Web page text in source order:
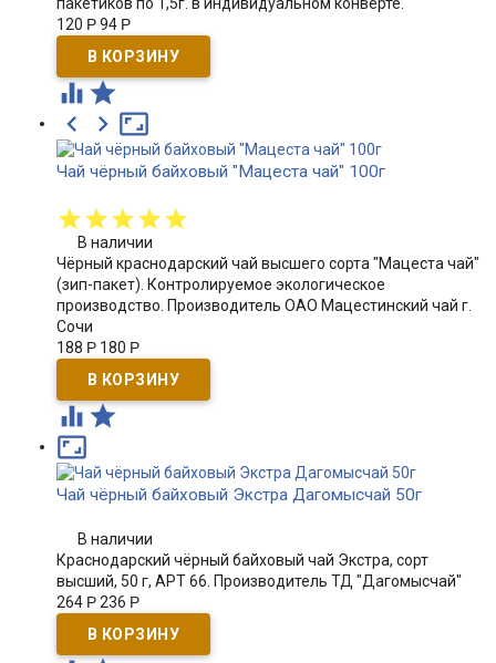
120 Р 94 Р
 

 
Чай чёрный байховый "Мацеста чай" 100г
В наличии
Чёрный краснодарский чай высшего сорта "Мацеста чай"
(зип-пакет). Контролируемое экологическое
производство. Производитель ОАО Мацестинский чай г.
Сочи
188 Р 180 Р
 

Чай чёрный байховый Экстра Дагомысчай 50г
В наличии
Краснодарский чёрный байховый чай Экстра, сорт
высший, 50 г, АРТ 66. Производитель ТД "Дагомысчай"
264 Р 236 Р